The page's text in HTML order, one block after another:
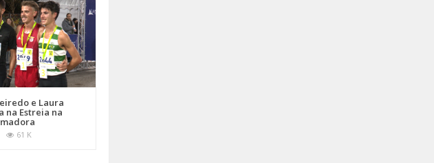
e Laura
na Estreia na
61 K